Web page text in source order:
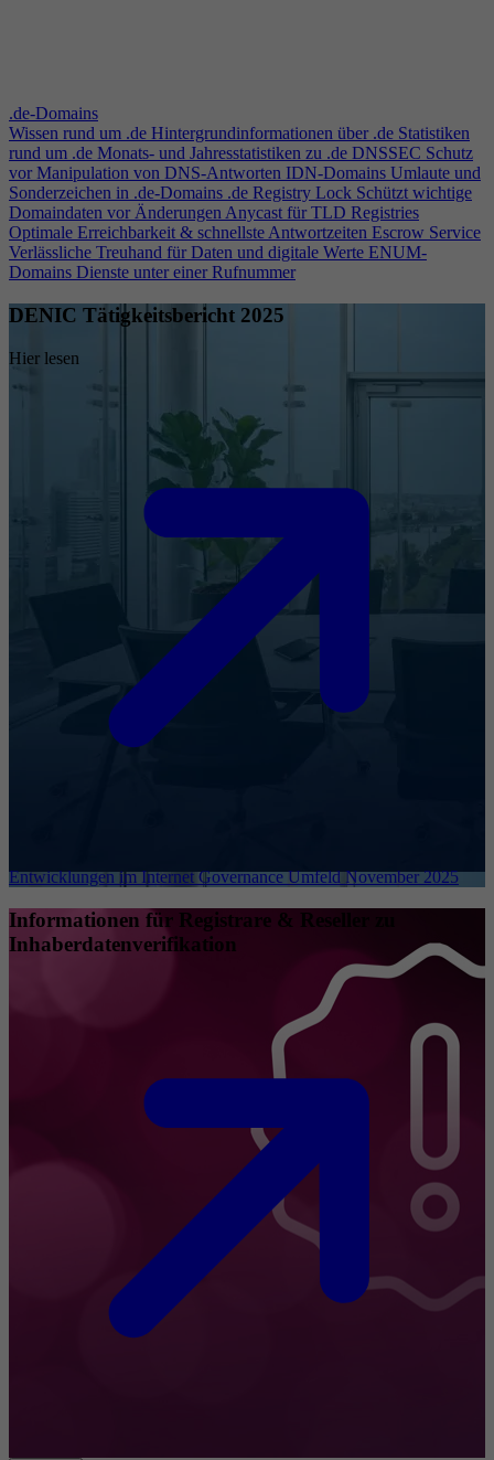
.de-Domains
Wissen rund um .de Hintergrundinformationen über .de Statistiken
rund um .de Monats- und Jahresstatistiken zu .de DNSSEC Schutz
vor Manipulation von DNS-Antworten IDN-Domains Umlaute und
Sonderzeichen in .de-Domains .de Registry Lock Schützt wichtige
Domaindaten vor ÄnderungenAnycast für TLD Registries
Optimale Erreichbarkeit & schnellste Antwortzeiten Escrow Service
Verlässliche Treuhand für Daten und digitale Werte ENUM-
Domains Dienste unter einer Rufnummer
DENIC Tätigkeitsbericht 2025
Hier lesen
Entwicklungen im Internet Governance Umfeld November 2025
Informationen für Registrare & Reseller zu
Inhaberdatenverifikation